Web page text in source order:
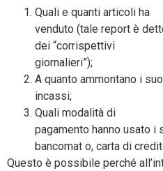
Quali e quanti articoli ha
venduto (tale report è
dei “corrispettivi
giornalieri”);
A quanto ammontano i
incassi;
Quali modalità di
pagamento hanno usato i
bancomat o, carta di
Questo è possibile perché